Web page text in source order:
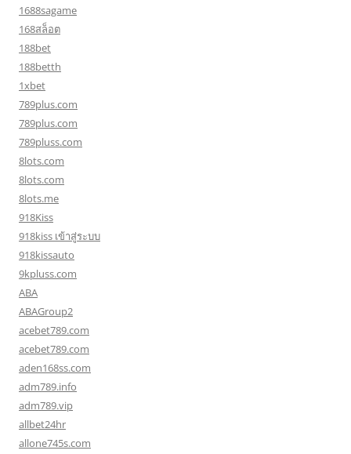
1688sagame
168สล็อต
188bet
188betth
1xbet
789plus.com
789plus.com
789pluss.com
8lots.com
8lots.com
8lots.me
918Kiss
918kiss เข้าสู่ระบบ
918kissauto
9kpluss.com
ABA
ABAGroup2
acebet789.com
acebet789.com
aden168ss.com
adm789.info
adm789.vip
allbet24hr
allone745s.com